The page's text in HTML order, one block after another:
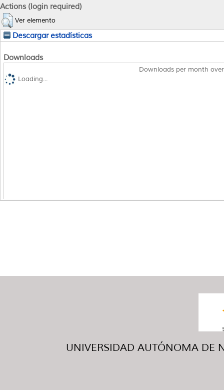
Actions (login required)
Ver elemento
Descargar estadísticas
Downloads
Downloads per month
Loading...
UNIVERSIDAD AUTÓNOMA DE